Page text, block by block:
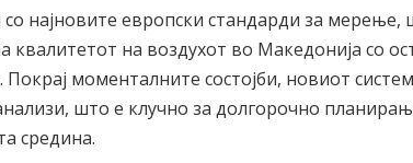
со најновите европски стандарди за
квалитетот на воздухот во Македонија со
моменталните состојби, новиот
што е клучно за долгорочно
средина.